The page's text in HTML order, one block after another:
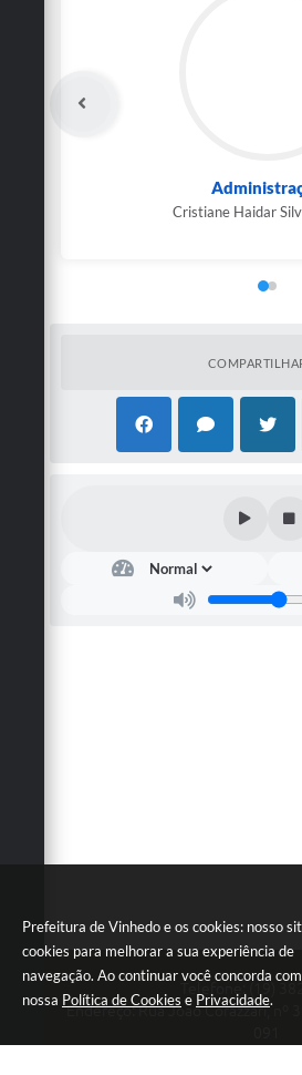
Prefeitura de Vinhedo e os cookies: nosso
cookies para melhorar a sua experiência de
navegação. Ao continuar você concorda
nossa Política de Cookies e Privacidade.
Cristiane Haidar
Telefone: (19)
Endereço: Rua João Corazzari, nº